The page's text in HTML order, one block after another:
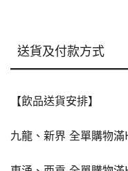
送貨及付款方式
【飲品送貨安排】
九龍、新界 全單購物